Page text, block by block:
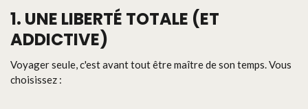
1. UNE LIBERTÉ TOTALE (ET
ADDICTIVE)
Voyager seule, c'est avant tout être maître de son temps. Vous
choisissez :